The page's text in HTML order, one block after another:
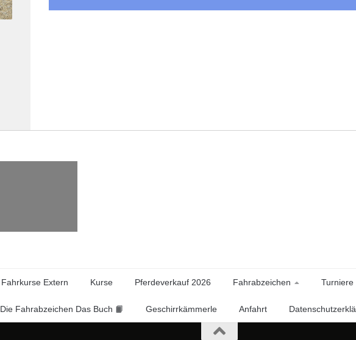
Fahrkurse Extern Kurse Pferdeverkauf 2026 Fahrabzeichen Turniere
Die Fahrabzeichen Das Buch 📙 Geschirrkämmerle Anfahrt